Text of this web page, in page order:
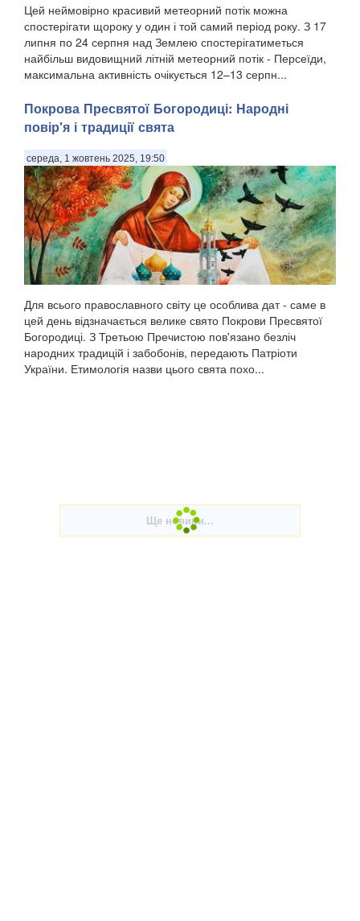
Цей неймовірно красивий метеорний потік можна
спостерігати щороку у один і той самий період року. З 17
липня по 24 серпня над Землею спостерігатиметься
найбільш видовищний літній метеорний потік - Персеїди,
максимальна активність очікується 12–13 серпн...
Покрова Пресвятої Богородиці: Народні
повір'я і традиції свята
середа, 1 жовтень 2025, 19:50
Для всього православного світу це особлива дат - саме в
цей день відзначається велике свято Покрови Пресвятої
Богородиці. З Третьою Пречистою пов'язано безліч
народних традицій і забобонів, передають Патріоти
України. Етимологія назви цього свята похо...